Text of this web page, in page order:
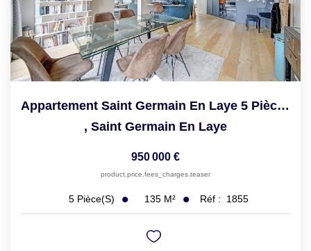
Appartement Saint Germain En Laye 5 Pièce(s) 135.46 M2
, Saint Germain En Laye
950 000 €
product.price.fees_charges.teaser
5 Pièce(s) 135 M² Réf : 1855